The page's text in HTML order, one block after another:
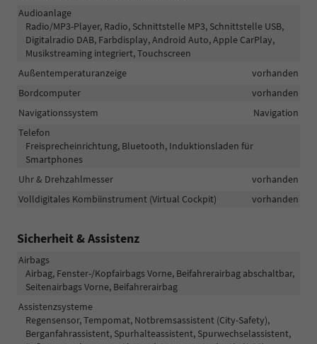
Audioanlage
Radio/MP3-Player, Radio, Schnittstelle MP3, Schnittstelle USB,
Digitalradio DAB, Farbdisplay, Android Auto, Apple CarPlay,
Musikstreaming integriert, Touchscreen
Außentemperaturanzeige
vorhanden
Bordcomputer
vorhanden
Navigationssystem
Navigation
Telefon
Freisprecheinrichtung, Bluetooth, Induktionsladen für
Smartphones
Uhr & Drehzahlmesser
vorhanden
Volldigitales Kombiinstrument (Virtual Cockpit)
vorhanden
Sicherheit & Assistenz
Airbags
Airbag, Fenster-/Kopfairbags Vorne, Beifahrerairbag abschaltbar,
Seitenairbags Vorne, Beifahrerairbag
Assistenzsysteme
Regensensor, Tempomat, Notbremsassistent (City-Safety),
Berganfahrassistent, Spurhalteassistent, Spurwechselassistent,